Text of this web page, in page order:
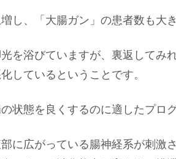
し、「大腸ガン」の患者数も大
を浴びていますが、裏返してみれ
しているということです。
状態を良くするのに適したプログ
に広がっている腸神経系が刺激さ